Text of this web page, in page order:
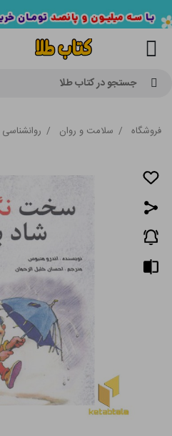
جستجو در کتاب طلا
فروشگاه / سلامت و روان / روانشناسی